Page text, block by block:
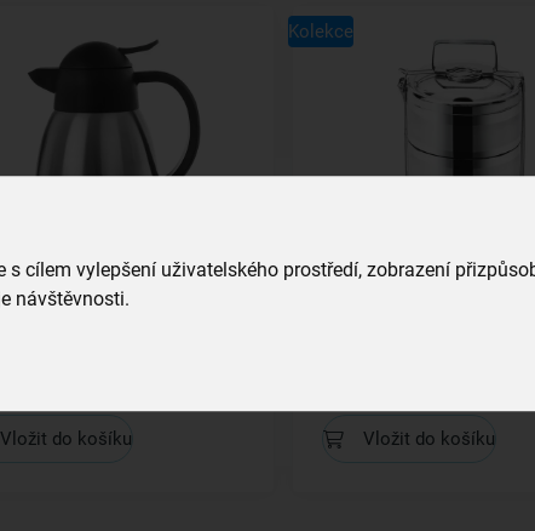
cílem vylepšení uživatelského prostředí, zobrazení
návštěvnosti.
termoska TERMO 1,5 l
Vložit do košíku
Kolekce
Vložit do košíku